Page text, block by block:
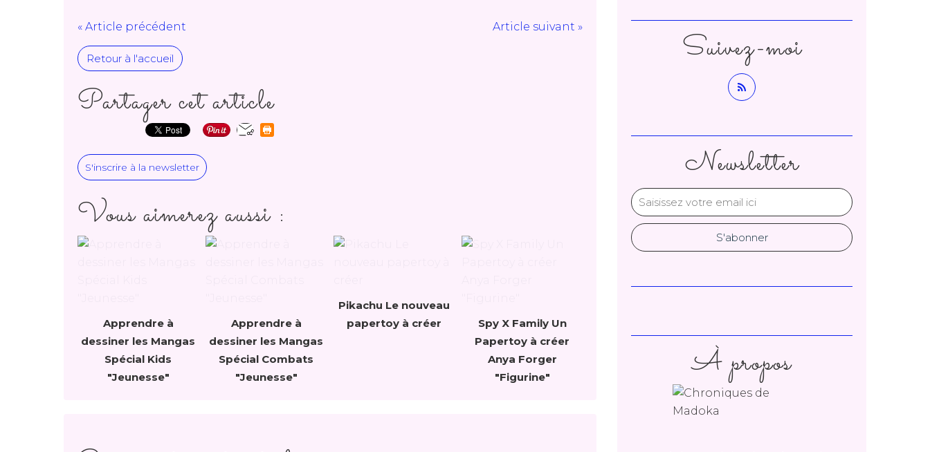
« Article précédent Article suivant »
Retour à l'accueil
Partager cet article
S'inscrire à la newsletter
Vous aimerez aussi :
Apprendre à
dessiner les Mangas
Spécial Kids
"Jeunesse"
Apprendre à
dessiner les Mangas
Spécial Combats
"Jeunesse"
Pikachu Le nouveau
papertoy à créer
Spy X Family Un
Papertoy à créer
Anya Forger
"Figurine"
Newsletter
Suivez-moi
À propos